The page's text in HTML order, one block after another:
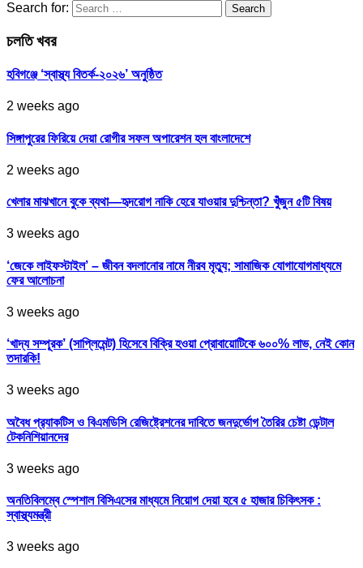
Search for:
চলতি খবর
হবিগঞ্জে ‘স্বাস্থ্য বিতর্ক-২০২৬’ অনুষ্ঠিত
2 weeks ago
সিঙ্গাপুরের ফিরিয়ে দেয়া রোগীর সফল অপারেশন হল বাংলাদেশে
2 weeks ago
খেলার মাঝখানে বুকে ব্যথা—হৃদরোগ নাকি হেরে যাওয়ার দুশ্চিন্তা? খুঁজুন ৫টি বিষয়
3 weeks ago
‘জেকে লাইফস্টাইল’ – জীবন বদলানোর নামে নীরব মৃত্যু; সামাজিক যোগাযোগমাধ্যমে
ফের আলোচনা
3 weeks ago
‘খাদ্য সম্পূরক’ (সাপ্লিমেন্ট) হিসেবে বিক্রি হওয়া প্রোবায়োটিকে ৬০০% লাভ, নেই কোন
তদারকি!
3 weeks ago
অবৈধ প্র‍্যাকটিস ও বিএমডিসি রেজিষ্ট্রেশনের দাবিতে জনদুর্ভোগ তৈরির চেষ্টা ডেন্টাল
টেকনিশিয়ানদের
3 weeks ago
অনতিবিলম্বে স্পেশাল বিসিএসের মাধ্যমে নিয়োগ দেয়া হবে ৫ হাজার চিকিৎসক :
স্বাস্থ্যমন্ত্রী
3 weeks ago